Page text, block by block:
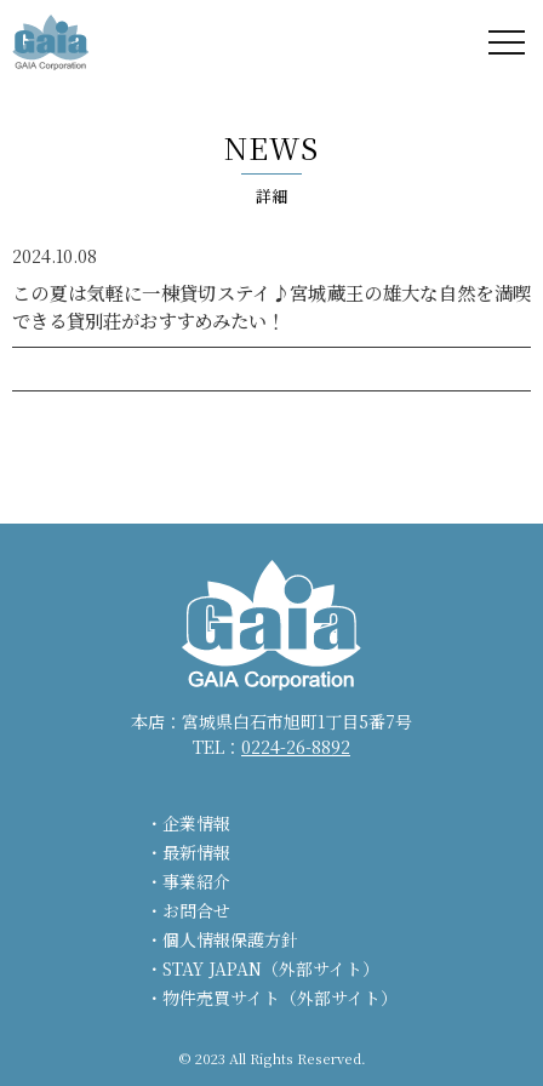
ア -
GAIA
Corporation
-
NEWS
詳細
2024.10.08
この夏は気軽に一棟貸切ステイ♪宮城蔵王の雄大な自然を満喫
できる貸別荘がおすすめみたい！
本店：宮城県白石市旭町1丁目5番7号
TEL： 0224-26-8892
企業情報
最新情報
事業紹介
お問合せ
個人情報保護方針
STAY JAPAN（外部サイト）
物件売買サイト（外部サイト）
© 2023 All Rights Reserved.